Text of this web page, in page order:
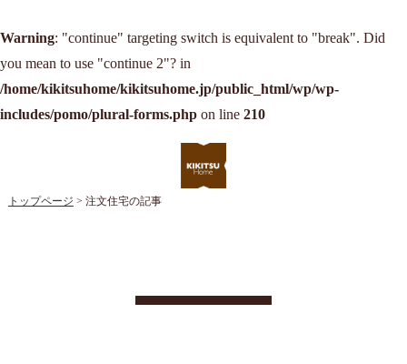
Warning: "continue" targeting switch is equivalent to "break". Did
you mean to use "continue 2"? in
/home/kikitsuhome/kikitsuhome.jp/public_html/wp/wp-
includes/pomo/plural-forms.php on line 210
トップページ > 注文住宅の記事